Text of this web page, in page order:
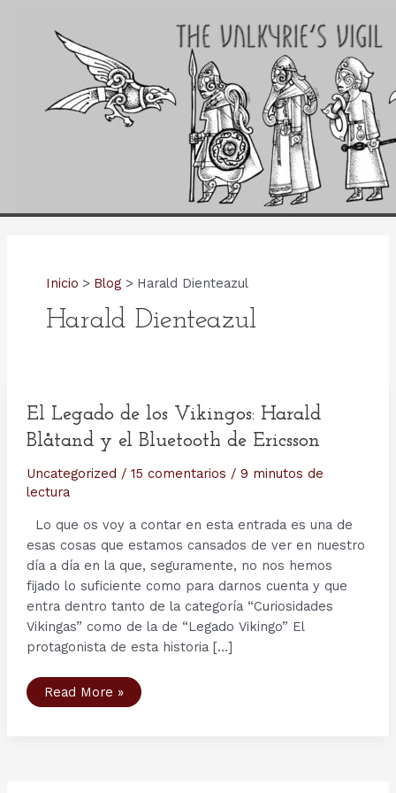
Inicio Blog Harald Dienteazul
Harald Dienteazul
El Legado de los Vikingos: Harald
Blåtand y el Bluetooth de Ericsson
Uncategorized / 15 comentarios / 9 minutos de
lectura
Lo que os voy a contar en esta entrada es una de
esas cosas que estamos cansados de ver en nuestro
día a día en la que, seguramente, no nos hemos
fijado lo suficiente como para darnos cuenta y que
entra dentro tanto de la categoría “Curiosidades
Vikingas” como de la de “Legado Vikingo” El
protagonista de esta historia […]
El
Legado
Read More »